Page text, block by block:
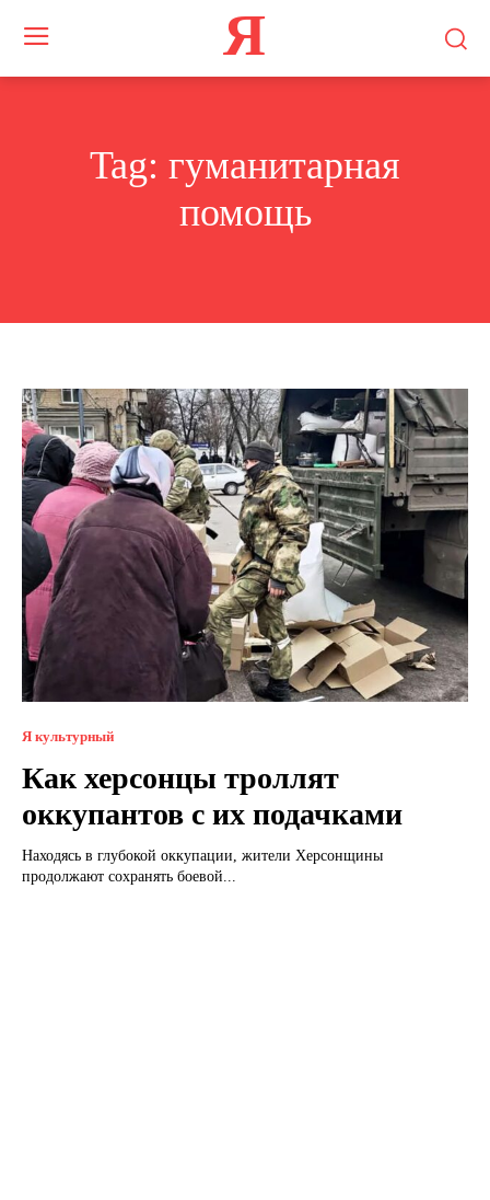
Я
Tag: гуманитарная
помощь
Я культурный
Как херсонцы троллят
оккупантов с их подачками
Находясь в глубокой оккупации, жители Херсонщины
продолжают сохранять боевой...